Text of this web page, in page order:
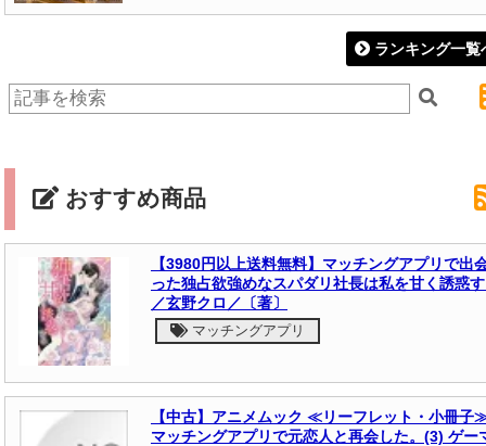
ランキング一覧
おすすめ商品
【3980円以上送料無料】マッチングアプリで出
った独占欲強めなスパダリ社長は私を甘く誘惑
／玄野クロ／〔著〕
マッチングアプリ
【中古】アニメムック ≪リーフレット・小冊子
マッチングアプリで元恋人と再会した。(3) ゲー